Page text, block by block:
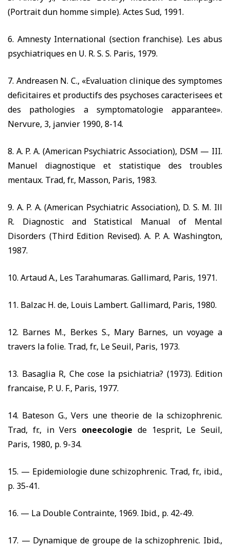
(Portrait dun homme simple). Actes Sud, 1991.
6. Amnesty International (section franchise). Les abus
psychiatriques en U. R. S. S. Paris, 1979.
7. Andreasen N. C., «Evaluation clinique des symptomes
deficitaires et productifs des psychoses caracterisees et
des pathologies a symptomatologie apparantee».
Nervure, 3, janvier 1990, 8-14.
8. A. P. A. (American Psychiatric Association), DSM — III.
Manuel diagnostique et statistique des troubles
mentaux. Trad, fr., Masson, Paris, 1983.
9. A. P. A. (American Psychiatric Association), D. S. M. Ill
R. Diagnostic and Statistical Manual of Mental
Disorders (Third Edition Revised). A. P. A. Washington,
1987.
10. Artaud A., Les Tarahumaras. Gallimard, Paris, 1971.
11. Balzac H. de, Louis Lambert. Gallimard, Paris, 1980.
12. Barnes M., Berkes S., Mary Barnes, un voyage a
travers la folie. Trad, fr., Le Seuil, Paris, 1973.
13. Basaglia R, Che cose la psichiatria? (1973). Edition
francaise, P. U. F., Paris, 1977.
14. Bateson G., Vers une theorie de la schizophrenic.
Trad, fr., in Vers oneecologie de 1esprit, Le Seuil,
Paris, 1980, p. 9-34.
15. — Epidemiologie dune schizophrenic. Trad, fr., ibid.,
p. 35-41.
16. — La Double Contrainte, 1969. Ibid., p. 42-49.
17. — Dynamique de groupe de la schizophrenic. Ibid.,